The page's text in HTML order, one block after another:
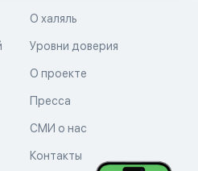
О халяль
Уровни доверия
О проекте
Пресса
СМИ о нас
Контакты